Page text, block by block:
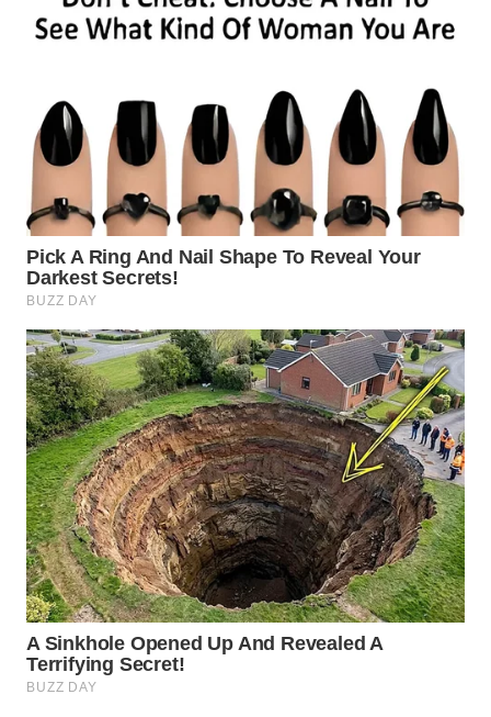
WN
BINJAI
CIREBON
WN
WN
KUNINGAN
WN
MAJALENGKA
WN
SUBANG
WN
SUKABUMI
WN
PURWAKARTA
WN
PRIANGAN